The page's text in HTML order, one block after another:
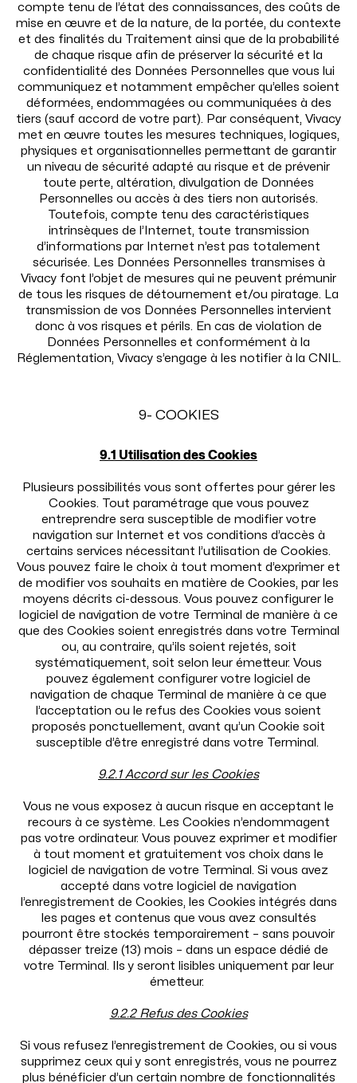
compte tenu de l’état des connaissances, des coûts de
mise en œuvre et de la nature, de la portée, du contexte
et des finalités du Traitement ainsi que de la probabilité
de chaque risque afin de préserver la sécurité et la
confidentialité des Données Personnelles que vous lui
communiquez et notamment empêcher qu’elles soient
déformées, endommagées ou communiquées à des
tiers (sauf accord de votre part). Par conséquent, Vivacy
met en œuvre toutes les mesures techniques, logiques,
physiques et organisationnelles permettant de garantir
un niveau de sécurité adapté au risque et de prévenir
toute perte, altération, divulgation de Données
Personnelles ou accès à des tiers non autorisés.
Toutefois, compte tenu des caractéristiques
intrinsèques de l’Internet, toute transmission
d’informations par Internet n’est pas totalement
sécurisée. Les Données Personnelles transmises à
Vivacy font l’objet de mesures qui ne peuvent prémunir
de tous les risques de détournement et/ou piratage. La
transmission de vos Données Personnelles intervient
donc à vos risques et périls. En cas de violation de
Données Personnelles et conformément à la
Réglementation, Vivacy s’engage à les notifier à la CNIL.
9- COOKIES
9.1 Utilisation des Cookies
Plusieurs possibilités vous sont offertes pour gérer les
Cookies. Tout paramétrage que vous pouvez
entreprendre sera susceptible de modifier votre
navigation sur Internet et vos conditions d’accès à
certains services nécessitant l’utilisation de Cookies.
Vous pouvez faire le choix à tout moment d’exprimer et
de modifier vos souhaits en matière de Cookies, par les
moyens décrits ci-dessous. Vous pouvez configurer le
logiciel de navigation de votre Terminal de manière à ce
que des Cookies soient enregistrés dans votre Terminal
ou, au contraire, qu’ils soient rejetés, soit
systématiquement, soit selon leur émetteur. Vous
pouvez également configurer votre logiciel de
navigation de chaque Terminal de manière à ce que
l’acceptation ou le refus des Cookies vous soient
proposés ponctuellement, avant qu’un Cookie soit
susceptible d’être enregistré dans votre Terminal.
9.2.1 Accord sur les Cookies
Vous ne vous exposez à aucun risque en acceptant le
recours à ce système. Les Cookies n’endommagent
pas votre ordinateur. Vous pouvez exprimer et modifier
à tout moment et gratuitement vos choix dans le
logiciel de navigation de votre Terminal. Si vous avez
accepté dans votre logiciel de navigation
l’enregistrement de Cookies, les Cookies intégrés dans
les pages et contenus que vous avez consultés
pourront être stockés temporairement – sans pouvoir
dépasser treize (13) mois – dans un espace dédié de
votre Terminal. Ils y seront lisibles uniquement par leur
émetteur.
9.2.2 Refus des Cookies
Si vous refusez l’enregistrement de Cookies, ou si vous
supprimez ceux qui y sont enregistrés, vous ne pourrez
plus bénéficier d’un certain nombre de fonctionnalités